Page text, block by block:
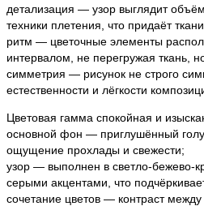
детализация — узор выглядит
техники плетения, что придаёт
ритм — цветочные элементы
интервалом, не перегружая ткань,
симметрия — рисунок не строго
естественности и лёгкости
Цветовая гамма спокойная и
основной фон — приглушённый
ощущение прохлады и свежести;
узор — выполнен в светло-бежево-
серыми акцентами, что
сочетание цветов — контраст